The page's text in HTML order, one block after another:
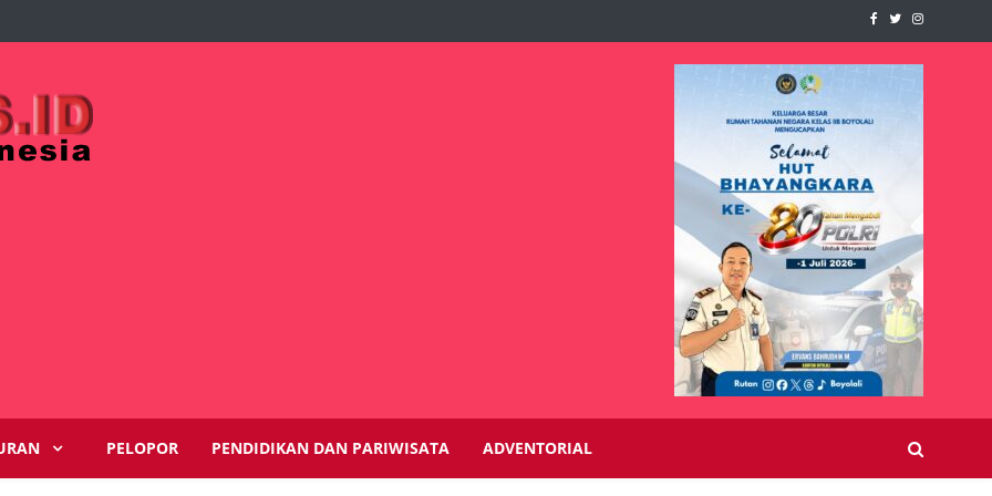
PELOPOR PENDIDIKAN DAN PARIWISATA ADVENTORIAL